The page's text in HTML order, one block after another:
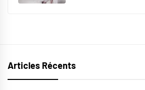
Articles Récents